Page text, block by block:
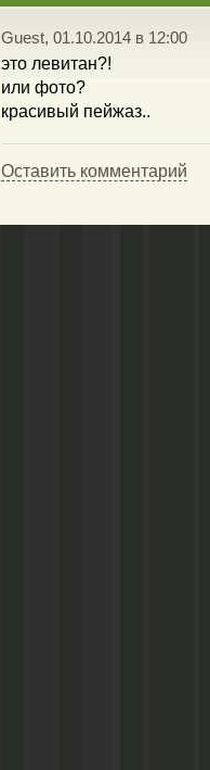
Guest, 01.10.2014 в 12:00
это левитан?!
или фото?
красивый пейжаз..
Оставить комментарий